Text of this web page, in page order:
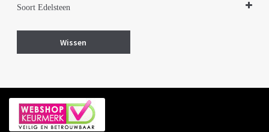
Soort Edelsteen
Wissen